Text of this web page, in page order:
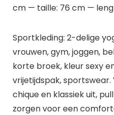
cm — taille: 76 cm —
Sportkleding: 2-delige
vrouwen, gym, joggen,
korte broek, kleur sexy
vrijetijdspak,
chique en klassiek uit,
zorgen voor een